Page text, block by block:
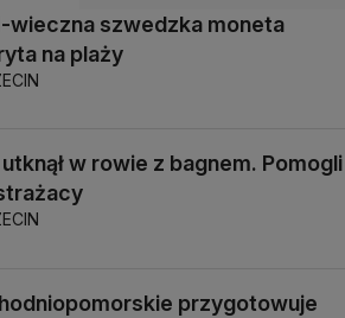
wieczna szwedzka moneta
na plaży
w rowie z bagnem. Pomogli
przygotowuje